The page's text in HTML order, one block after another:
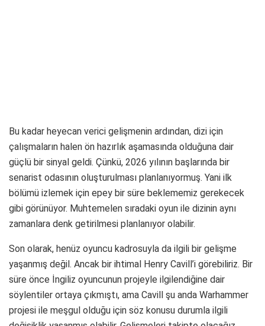
Bu kadar heyecan verici gelişmenin ardından, dizi için
çalışmaların halen ön hazırlık aşamasında olduğuna dair
güçlü bir sinyal geldi. Çünkü, 2026 yılının başlarında bir
senarist odasının oluşturulması planlanıyormuş. Yani ilk
bölümü izlemek için epey bir süre beklememiz gerekecek
gibi görünüyor. Muhtemelen sıradaki oyun ile dizinin aynı
zamanlara denk getirilmesi planlanıyor olabilir.
Son olarak, henüz oyuncu kadrosuyla da ilgili bir gelişme
yaşanmış değil. Ancak bir ihtimal Henry Cavill’i görebiliriz. Bir
süre önce İngiliz oyuncunun projeyle ilgilendiğine dair
söylentiler ortaya çıkmıştı, ama Cavill şu anda Warhammer
projesi ile meşgul olduğu için söz konusu durumla ilgili